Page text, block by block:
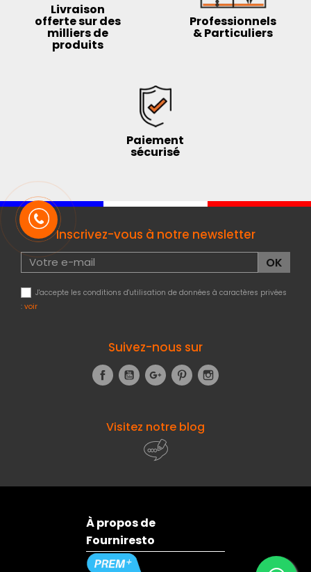
Livraison
offerte sur des
milliers de
produits
Professionnels
& Particuliers
Paiement
sécurisé
Inscrivez-vous à notre newsletter
J'accepte les conditions d'utilisation de données à caractères privées
: voir
Suivez-nous sur
FacebookYouTubeGoogle+Pinterest
Visitez notre blog
À propos de
Fourniresto